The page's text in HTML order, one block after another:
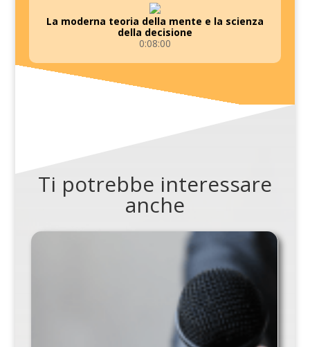
La moderna teoria della mente e la scienza
della decisione
0:08:00
Ti potrebbe interessare
anche